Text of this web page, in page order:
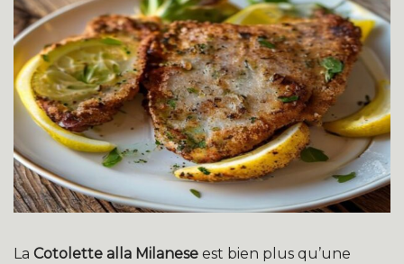
La Cotolette alla Milanese est bien plus qu’une